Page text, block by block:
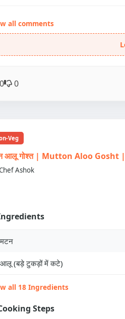
all comments
0 0
Veg
आलू गोश्त | Mutton Aloo Gosht
Ashok
मटन
आलू (बड़े टुकड़ों में कटे)
all 18 Ingredients
Steps